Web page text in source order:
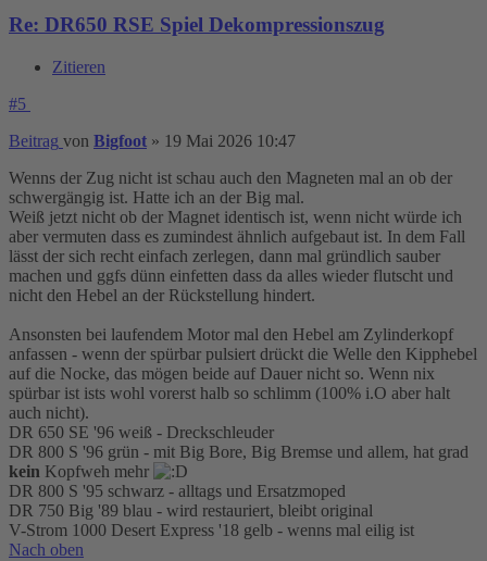
Re: DR650 RSE Spiel Dekompressionszug
Zitieren
#5
Beitrag von Bigfoot » 19 Mai 2026 10:47
Wenns der Zug nicht ist schau auch den Magneten mal an ob der
schwergängig ist. Hatte ich an der Big mal.
Weiß jetzt nicht ob der Magnet identisch ist, wenn nicht würde ich
aber vermuten dass es zumindest ähnlich aufgebaut ist. In dem Fall
lässt der sich recht einfach zerlegen, dann mal gründlich sauber
machen und ggfs dünn einfetten dass da alles wieder flutscht und
nicht den Hebel an der Rückstellung hindert.
Ansonsten bei laufendem Motor mal den Hebel am Zylinderkopf
anfassen - wenn der spürbar pulsiert drückt die Welle den Kipphebel
auf die Nocke, das mögen beide auf Dauer nicht so. Wenn nix
spürbar ist ists wohl vorerst halb so schlimm (100% i.O aber halt
auch nicht).
DR 650 SE '96 weiß - Dreckschleuder
DR 800 S '96 grün - mit Big Bore, Big Bremse und allem, hat grad
kein Kopfweh mehr
DR 800 S '95 schwarz - alltags und Ersatzmoped
DR 750 Big '89 blau - wird restauriert, bleibt original
V-Strom 1000 Desert Express '18 gelb - wenns mal eilig ist
Nach oben